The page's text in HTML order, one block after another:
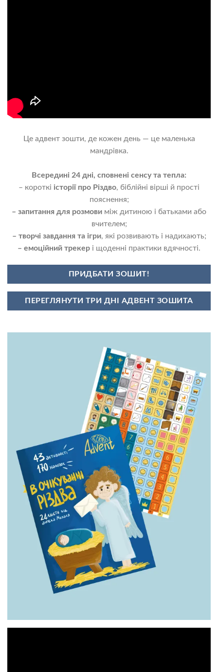
Це адвент зошти, де кожен день — це маленька
мандрівка.
Всередині 24 дні, сповнені сенсу та тепла:
– короткі історії про Різдво, біблійні вірші й прості
пояснення;
– запитання для розмови між дитиною і батьками або
вчителем;
– творчі завдання та ігри, які розвивають і надихають;
– емоційний трекер і щоденні практики вдячності.
ПРИДБАТИ ЗОШИТ!
ПЕРЕГЛЯНУТИ ТРИ ДНІ АДВЕНТ ЗОШИТА